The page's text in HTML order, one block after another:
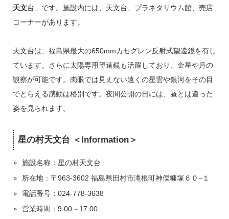
天文台」です。施設内には、天文台、プラネタリウム館、売店
コーナーがあります。
天文台は、福島県最大の650mmカセグレン反射式望遠鏡を有し
ています。さらに太陽専用望遠鏡も活躍しており、金星や月の
観察が可能です。肉眼では見えない遠くの星雲や銀河をその目
でとらえる感動は格別です。夜間公開の日には、昼とは違った
姿を見られます。
星の村天文台 ＜Information＞
施設名称：星の村天文台
所在地：〒963-3602 福島県田村市滝根町神俣糠塚６０−１
電話番号：024-778-3638
営業時間：9:00～17:00